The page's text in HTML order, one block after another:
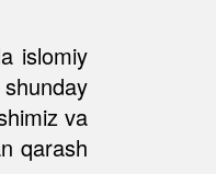
islomiy
va
qarash